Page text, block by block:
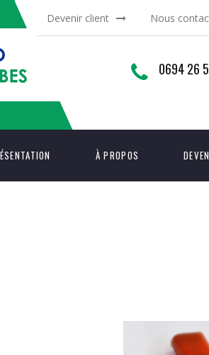
Devenir client Nous
0694 26
À PROPOS